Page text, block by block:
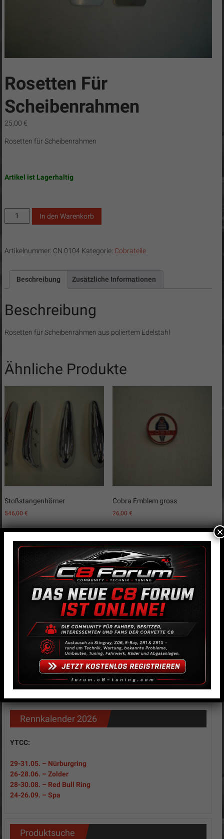
Camaro-
Tuning.com
/
C8-
Tuning
…
best!
Rosetten Für
Scheibenrahmen
25,00 €
Rosetten für Scheibenrahmen
Artikel ist Lagerhaltig
Rosetten
für
In den Warenkorb
Artikelnummer: CN 0104 Kategorie: Cobrateile
Beschreibung Zusätzliche Informationen
Beschreibung
Rosetten für Scheibenrahmen aus poliertem Edelstahl
Ähnliche Produkte
Stoßstangenhörner
546,00 €
Cobra Emblem gross
26,00 €
Windschutzscheibe mit Rahmen Haubenschlösser komplett
162,00€
Rennkalender 2026
YTCC:
29-31.05. – Nürburgring
26-28.06. – Zolder
28-30.08. – Red Bull Ring
24-26.09. – Spa
Produktsuche
×